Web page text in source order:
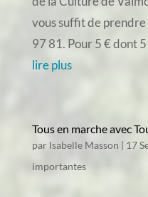
vous suffit de
97 81. Pour 5 € dont
lire plus
Tous en marche avec
par Isabelle Masson | 17
importantes